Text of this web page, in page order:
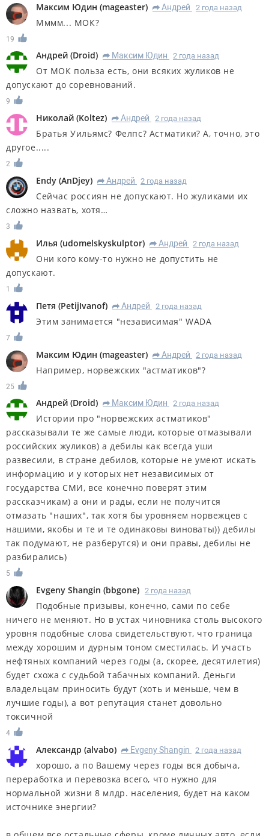
Максим Юдин (mageaster) R Андрей 2 года назад
Мммм... МОК?
19
Андрей (Droid) R Максим Юдин 2 года назад
От МОК польза есть, они всяких жуликов не
допускают до соревнований.
9
Николай (Koltez) R Андрей 2 года назад
Братья Уильямс? Фелпс? Астматики? А, точно, это
другое.....
2
Endy (AnDjey) R Андрей 2 года назад
Сейчас россиян не допускают. Но жуликами их
сложно назвать, хотя…
3
Илья (udomelskyskulptor) R Андрей 2 года назад
Они кого кому-то нужно не допустить не
допускают.
1
Петя (PetijIvanof) R Андрей 2 года назад
Этим занимается "независимая" WADA
7
Максим Юдин (mageaster) R Андрей 2 года назад
Например, норвежских "астматиков"?
25
Андрей (Droid) R Максим Юдин 2 года назад
Истории про "норвежских астматиков"
рассказывали те же самые люди, которые отмазывали
российских жуликов) а дебилы как всегда уши
развесили, в стране дебилов, которые не умеют искать
информацию и у которых нет независимых от
государства СМИ, все конечно поверят этим
рассказчикам) а они и рады, если не получится
отмазать "наших", так хотя бы уровняем норвежцев с
нашими, якобы и те и те одинаковы виноваты)) дебилы
так подумают, не разберутся) и они правы, дебилы не
разбирались)
5
Evgeny Shangin (bbgone) 2 года назад
Подобные призывы, конечно, сами по себе
ничего не меняют. Но в устах чиновника столь высокого
уровня подобные слова свидетельствуют, что граница
между хорошим и дурным тоном сместилась. И участь
нефтяных компаний через годы (а, скорее, десятилетия)
будет схожа с судьбой табачных компаний. Деньги
владельцам приносить будут (хоть и меньше, чем в
лучшие годы), а вот репутация станет довольно
токсичной
4
Александр (alvabo) R Evgeny Shangin 2 года назад
хорошо, а по Вашему через годы вся добыча,
переработка и перевозка всего, что нужно для
нормальной жизни 8 млдр. населения, будет на каком
источнике энергии?